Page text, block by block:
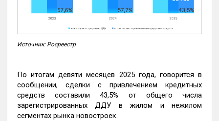
Источник: Росреестр
По итогам девяти месяцев 2025 года, говорится в
сообщении, сделки с привлечением кредитных
средств составили 43,5% от общего числа
зарегистрированных ДДУ в жилом и нежилом
сегментах рынка новостроек.